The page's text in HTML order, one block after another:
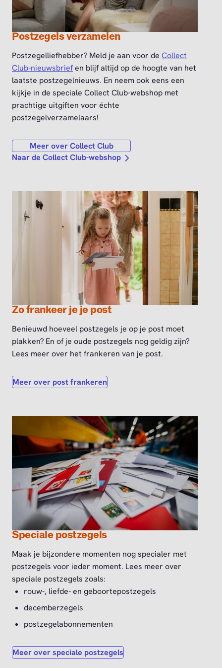
Postzegels verzamelen
Postzegelliefhebber? Meld je aan voor de Collect
Club-nieuwsbriefen blijf altijd op de hoogte van het
laatste postzegelnieuws. En neem ook eens een
kijkje in de speciale Collect Club-webshop met
prachtige uitgiften voor échte
postzegelverzamelaars!
Meer over Collect Club
Naar de Collect Club-webshop
Zo frankeer je je post
Benieuwd hoeveel postzegels je op je post moet
plakken? En of je oude postzegels nog geldig zijn?
Lees meer over het frankeren van je post.
Meer over post frankeren
Speciale postzegels
Maak je bijzondere momenten nog specialer met
postzegels voor ieder moment. Lees meer over
speciale postzegels zoals:
rouw-, liefde- en geboortepostzegels
decemberzegels
postzegelabonnementen
Meer over speciale postzegels